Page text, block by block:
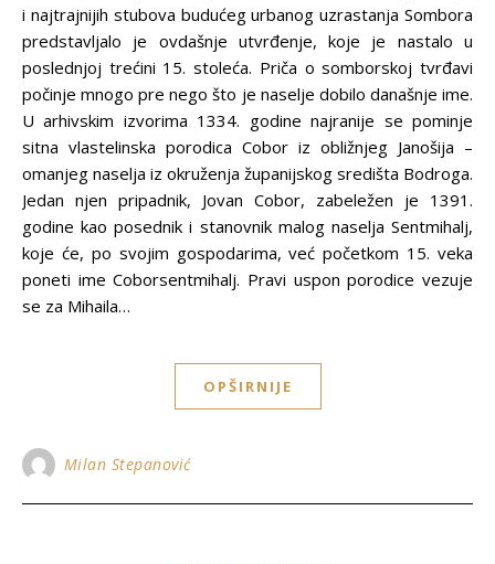
i najtrajnijih stubova budućeg urbanog uzrastanja Sombora
predstavljalo je ovdašnje utvrđenje, koje je nastalo u
poslednjoj trećini 15. stoleća. Priča o somborskoj tvrđavi
počinje mnogo pre nego što je naselje dobilo današnje ime.
U arhivskim izvorima 1334. godine najranije se pominje
sitna vlastelinska porodica Cobor iz obližnjeg Janošija –
omanjeg naselja iz okruženja županijskog središta Bodroga.
Jedan njen pripadnik, Jovan Cobor, zabeležen je 1391.
godine kao posednik i stanovnik malog naselja Sentmihalj,
koje će, po svojim gospodarima, već početkom 15. veka
poneti ime Coborsentmihalj. Pravi uspon porodice vezuje
se za Mihaila…
OPŠIRNIJE
Milan Stepanović